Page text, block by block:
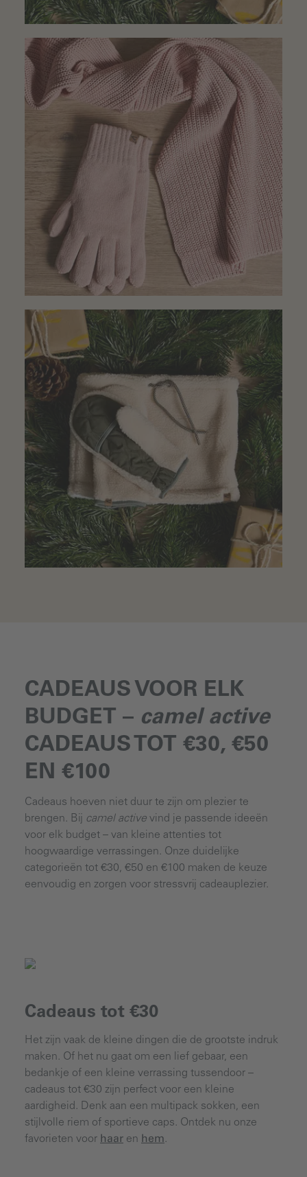
CADEAUS VOOR ELK
BUDGET – camel active
CADEAUS TOT €30, €50
EN €100
Cadeaus hoeven niet duur te zijn om plezier te
brengen. Bij camel active vind je passende ideeën
voor elk budget – van kleine attenties tot
hoogwaardige verrassingen. Onze duidelijke
categorieën tot €30, €50 en €100 maken de keuze
eenvoudig en zorgen voor stressvrij cadeauplezier.
Cadeaus tot €30
Het zijn vaak de kleine dingen die de grootste indruk
maken. Of het nu gaat om een lief gebaar, een
bedankje of een kleine verrassing tussendoor –
cadeaus tot €30 zijn perfect voor een kleine
aardigheid. Denk aan een multipack sokken, een
stijlvolle riem of sportieve caps. Ontdek nu onze
favorieten voor haar en hem.